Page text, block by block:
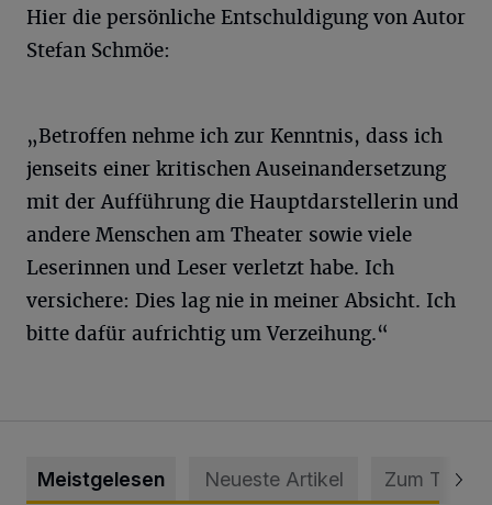
Hier die persönliche Entschuldigung von Autor
Stefan Schmöe:
„Betroffen nehme ich zur Kenntnis, dass ich
jenseits einer kritischen Auseinandersetzung
mit der Aufführung die Hauptdarstellerin und
andere Menschen am Theater sowie viele
Leserinnen und Leser verletzt habe. Ich
versichere: Dies lag nie in meiner Absicht. Ich
bitte dafür aufrichtig um Verzeihung.“
Meistgelesen Neueste Artikel Zum Thema